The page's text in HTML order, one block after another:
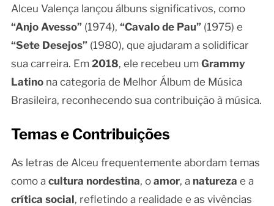
Alceu Valença lançou álbuns significativos, como
“Anjo Avesso”(1974), “Cavalo de Pau”(1975) e
“Sete Desejos”(1980), que ajudaram a solidificar
sua carreira. Em 2018, ele recebeu um Grammy
Latinona categoria de Melhor Álbum de Música
Brasileira, reconhecendo sua contribuição à música.
Temas e Contribuições
As letras de Alceu frequentemente abordam temas
como a cultura nordestina, o amor, a natureza e a
crítica social, refletindo a realidade e as vivências